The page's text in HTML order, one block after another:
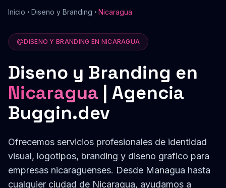
Inicio Diseno y Branding Nicaragua
DISENO Y BRANDING EN NICARAGUA
Diseno y Branding en
Nicaragua | Agencia
Buggin.dev
Ofrecemos servicios profesionales de identidad
visual, logotipos, branding y diseno grafico para
empresas nicaraguenses. Desde Managua hasta
cualquier ciudad de Nicaragua, ayudamos a